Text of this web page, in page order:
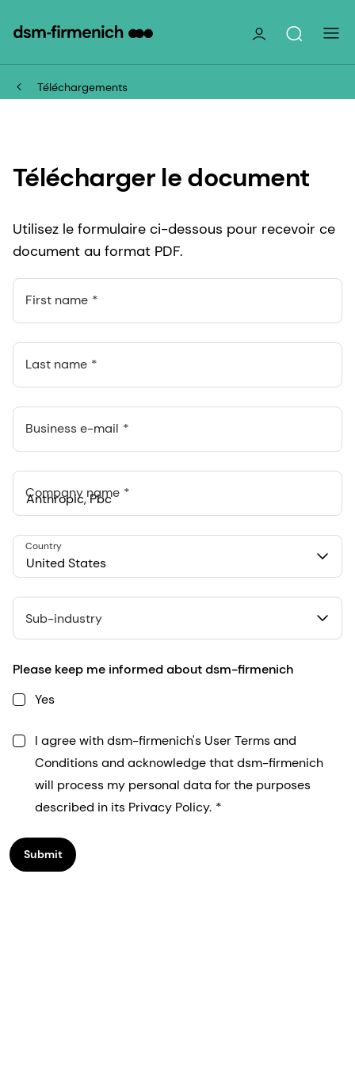
Téléchargements
Télécharger le document
Utilisez le formulaire ci-dessous pour recevoir ce
document au format PDF.
First name
Last name
Business e-mail
Company name
548 Market St Pmb 90375, San Francisco, California, US
United States
Country
Sub-industry
Please keep me informed about dsm-firmenich
Yes
I agree with dsm-firmenich's User Terms and
Conditions and acknowledge that dsm-firmenich
will process my personal data for the purposes
described in its Privacy Policy.
Submit